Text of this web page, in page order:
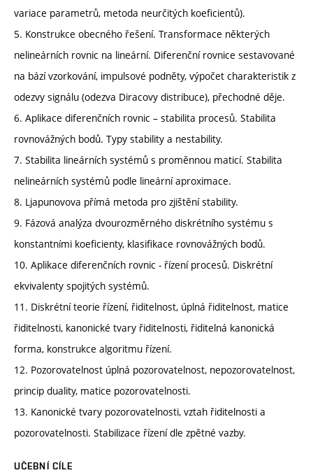
variace parametrů, metoda neurčitých koeficientů).
5. Konstrukce obecného řešení. Transformace některých
nelineárních rovnic na lineární. Diferenční rovnice sestavované
na bází vzorkování, impulsové podněty, výpočet charakteristik z
odezvy signálu (odezva Diracovy distribuce), přechodné děje.
6. Aplikace diferenčních rovnic – stabilita procesů. Stabilita
rovnovážných bodů. Typy stability a nestability.
7. Stabilita lineárních systémů s proměnnou maticí. Stabilita
nelineárních systémů podle lineární aproximace.
8. Ljapunovova přímá metoda pro zjištění stability.
9. Fázová analýza dvourozměrného diskrétního systému s
konstantními koeficienty, klasifikace rovnovážných bodů.
10. Aplikace diferenčních rovnic - řízení procesů. Diskrétní
ekvivalenty spojitých systémů.
11. Diskrétní teorie řízení, řiditelnost, úplná řiditelnost, matice
řiditelnosti, kanonické tvary řiditelnosti, řiditelná kanonická
forma, konstrukce algoritmu řízení.
12. Pozorovatelnost úplná pozorovatelnost, nepozorovatelnost,
princip duality, matice pozorovatelnosti.
13. Kanonické tvary pozorovatelnosti, vztah řiditelnosti a
pozorovatelnosti. Stabilizace řízení dle zpětné vazby.
UČEBNÍ CÍLE